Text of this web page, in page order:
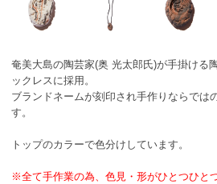
奄美大島の陶芸家(奥 光太郎氏)が手掛ける
ックレスに採用。
ブランドネームが刻印され手作りならでは
す。
トップのカラーで色分けしています。
※全て手作業の為、色見・形がひとつひと